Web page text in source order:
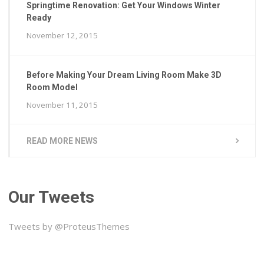
Springtime Renovation: Get Your Windows Winter
Ready
November 12, 2015
Before Making Your Dream Living Room Make 3D
Room Model
November 11, 2015
READ MORE NEWS
Our Tweets
Tweets by @ProteusThemes